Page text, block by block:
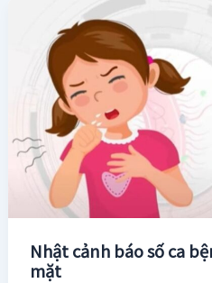
Nhật cảnh báo số ca
mặt